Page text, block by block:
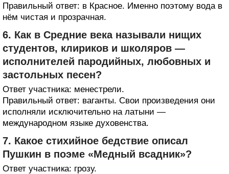
Правильный ответ: в Красное. Именно поэтому вода в
нём чистая и прозрачная.
6. Как в Средние века называли нищих
студентов, клириков и школяров —
исполнителей пародийных, любовных и
застольных песен?
Ответ участника: менестрели.
Правильный ответ: ваганты. Свои произведения они
исполняли исключительно на латыни —
международном языке духовенства.
7. Какое стихийное бедствие описал
Пушкин в поэме «Медный всадник»?
Ответ участника: грозу.